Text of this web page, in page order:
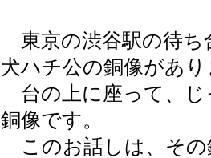
東京の渋谷駅の待ち
犬ハチ公の銅像があ
台の上に座って、じ
銅像です。
このお話しは、その